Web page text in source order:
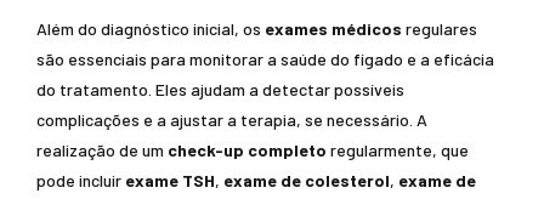
Além do diagnóstico inicial, os exames médicos regulares
são essenciais para monitorar a saúde do fígado e a eficácia
do tratamento. Eles ajudam a detectar possíveis
complicações e a ajustar a terapia, se necessário. A
realização de um check-up completo regularmente, que
pode incluir exame TSH, exame de colesterol, exame de